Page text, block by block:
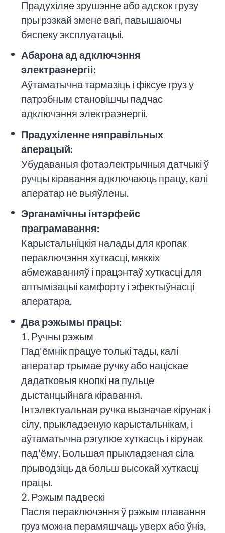
Прадухіляе зрушэнне або адскок грузу
пры рэзкай змене вагі, павышаючы
бяспеку эксплуатацыі.
Абарона ад адключэння
электраэнергіі:
Аўтаматычна тармазіць і фіксуе груз у
патрэбным становішчы падчас
адключэння электраэнергіі.
Прадухіленне няправільных
аперацый:
Убудаваныя фотаэлектрычныя датчыкі ў
ручцы кіравання адключаюць працу, калі
аператар не выяўлены.
Эрганамічны інтэрфейс
праграмавання:
Карыстальніцкія налады для кропак
пераключэння хуткасці, мяккіх
абмежаванняў і працэнтаў хуткасці для
аптымізацыі камфорту і эфектыўнасці
аператара.
Два рэжымы працы:
1. Ручны рэжым
Пад'ёмнік працуе толькі тады, калі
аператар трымае ручку або націскае
дадатковыя кнопкі на пульце
дыстанцыйнага кіравання.
Інтэлектуальная ручка вызначае кірунак і
сілу, прыкладзеную карыстальнікам, і
аўтаматычна рэгулюе хуткасць і кірунак
пад'ёму. Большая прыкладзеная сіла
прыводзіць да больш высокай хуткасці
працы.
2. Рэжым падвескі
Пасля пераключэння ў рэжым плавання
груз можна перамяшчаць уверх або ўніз,